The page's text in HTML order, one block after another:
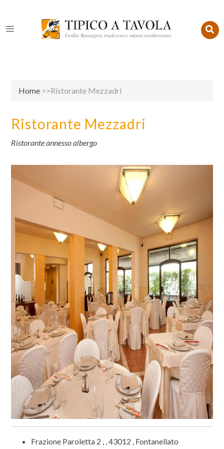
Home >>Ristorante Mezzadri
Ristorante annesso albergo
Clicca sulle foto per ingrandirle
Ristorante Mezzadri
Frazione Paroletta 2 , , 43012 , Fontanellato